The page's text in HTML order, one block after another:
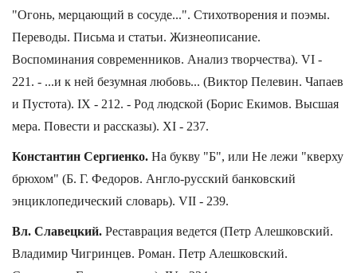
"Огонь, мерцающий в сосуде...". Стихотворения и поэмы.
Переводы. Письма и статьи. Жизнеописание.
Воспоминания современников. Анализ творчества). VI -
221. - ...и к ней безумная любовь... (Виктор Пелевин. Чапаев
и Пустота). IX - 212. - Род людской (Борис Екимов. Высшая
мера. Повести и рассказы). XI - 237.
Константин Сергиенко. На букву "Б", или Не лежи "кверху
брюхом" (Б. Г. Федоров. Англо-русский банковский
энциклопедический словарь). VII - 239.
Вл. Славецкий. Реставрация ведется (Петр Алешковский.
Владимир Чигринцев. Роман. Петр Алешковский.